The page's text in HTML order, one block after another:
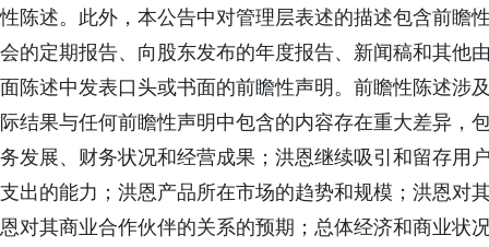
性陈述。此外，本公告中对管理层表述的描述包含前瞻
会的定期报告、向股东发布的年度报告、新闻稿和其他
面陈述中发表口头或书面的前瞻性声明。前瞻性陈述涉
际结果与任何前瞻性声明中包含的内容存在重大差异，
务发展、财务状况和经营成果；洪恩继续吸引和留存用
支出的能力；洪恩产品所在市场的趋势和规模；洪恩对
恩对其商业合作伙伴的关系的预期；总体经济和商业状